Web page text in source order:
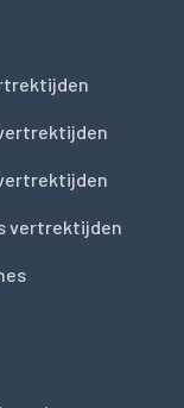
vertrektijden